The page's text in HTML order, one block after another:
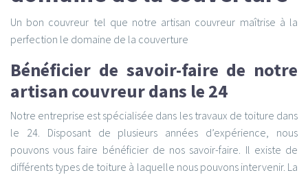
Un bon couvreur tel que notre artisan couvreur maîtrise à la
perfection le domaine de la couverture
Bénéficier de savoir-faire de notre
artisan couvreur dans le 24
Notre entreprise est spécialisée dans les travaux de toiture dans
le 24. Disposant de plusieurs années d’expérience, nous
pouvons vous faire bénéficier de nos savoir-faire. Il existe de
différents types de toiture à laquelle nous pouvons intervenir. La